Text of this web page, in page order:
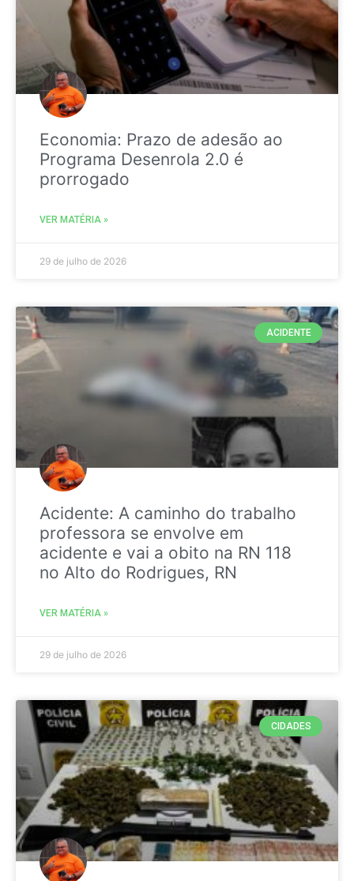
Economia: Prazo de adesão ao
Programa Desenrola 2.0 é
prorrogado
VER MATÉRIA »
29 de julho de 2026
ACIDENTE
Acidente: A caminho do trabalho
professora se envolve em
acidente e vai a obito na RN 118
no Alto do Rodrigues, RN
VER MATÉRIA »
29 de julho de 2026
CIDADES